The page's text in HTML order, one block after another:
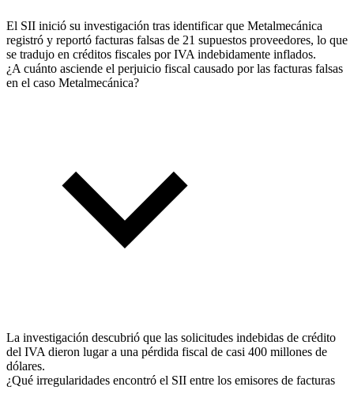
El SII inició su investigación tras identificar que Metalmecánica
registró y reportó facturas falsas de 21 supuestos proveedores, lo que
se tradujo en créditos fiscales por IVA indebidamente inflados.
¿A cuánto asciende el perjuicio fiscal causado por las facturas falsas
en el caso Metalmecánica?
La investigación descubrió que las solicitudes indebidas de crédito
del IVA dieron lugar a una pérdida fiscal de casi 400 millones de
dólares.
¿Qué irregularidades encontró el SII entre los emisores de facturas